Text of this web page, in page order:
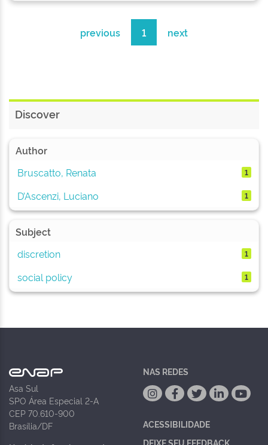
previous 1 next
Discover
Author
Bruscatto, Renata
1
D’Ascenzi, Luciano 1
Subject
discretion
1
social policy 1
Asa Sul
SPO Área Especial 2-A
CEP 70.610-900
Brasília/DF
NAS REDES
ACESSIBILIDADE
DEIXE SEU FEEDBACK